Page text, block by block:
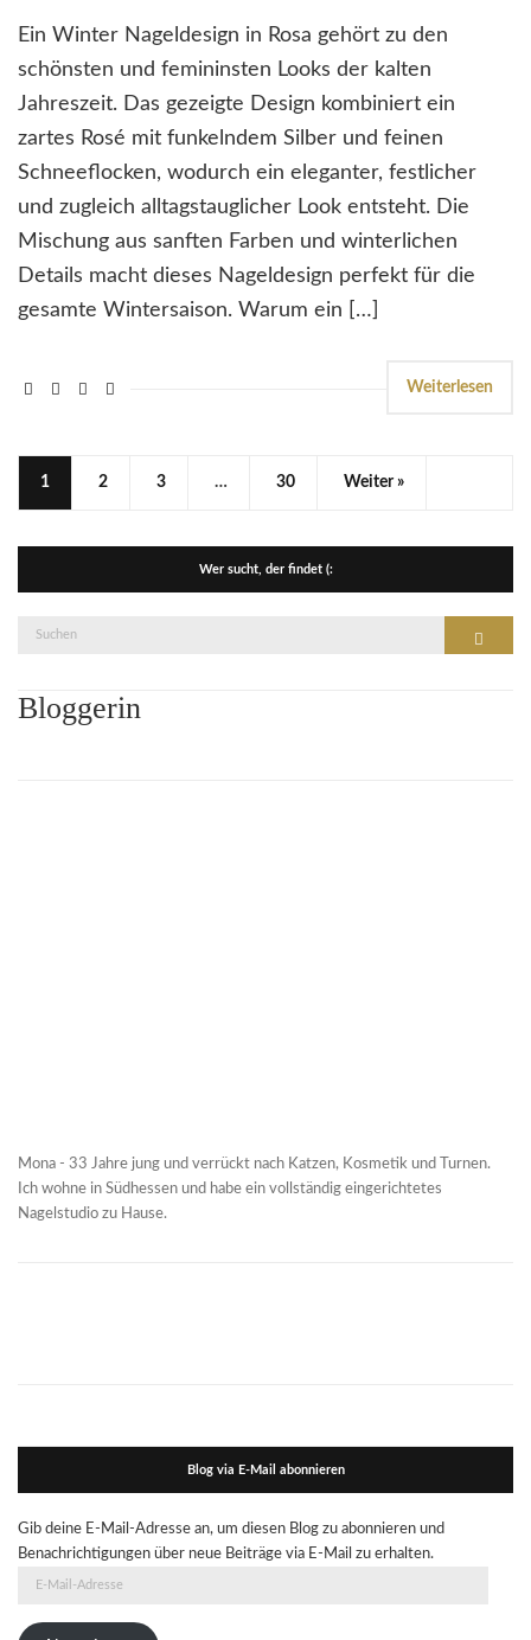
Ein Winter Nageldesign in Rosa gehört zu den
schönsten und femininsten Looks der kalten
Jahreszeit. Das gezeigte Design kombiniert ein
zartes Rosé mit funkelndem Silber und feinen
Schneeflocken, wodurch ein eleganter, festlicher
und zugleich alltagstauglicher Look entsteht. Die
Mischung aus sanften Farben und winterlichen
Details macht dieses Nageldesign perfekt für die
gesamte Wintersaison. Warum ein […]
Weiterlesen
1 2 3 … 30 Weiter »
Wer sucht, der findet (:
Suche
Bloggerin
Mona - 33 Jahre jung und verrückt nach Katzen, Kosmetik und Turnen.
Ich wohne in Südhessen und habe ein vollständig eingerichtetes
Nagelstudio zu Hause.
Blog via E-Mail abonnieren
Gib deine E-Mail-Adresse an, um diesen Blog zu abonnieren und
Benachrichtigungen über neue Beiträge via E-Mail zu erhalten.
Adresse